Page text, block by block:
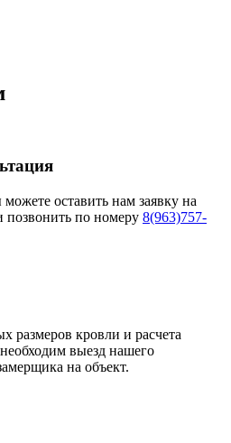
оставить нам заявку на
позвонить по номеру 8(963)757-
размеров кровли и расчета
выезд нашего
на объект.